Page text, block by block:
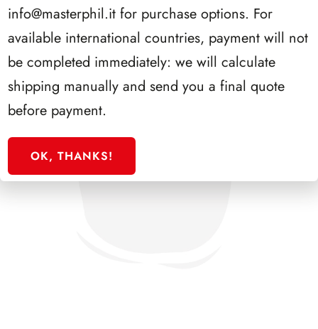
info@masterphil.it for purchase options. For
available international countries, payment will not
be completed immediately: we will calculate
shipping manually and send you a final quote
before payment.
OK, THANKS!